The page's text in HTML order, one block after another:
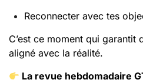
Reconnecter avec tes
C’est ce moment qui garantit
aligné avec la réalité.
La revue hebdomadaire